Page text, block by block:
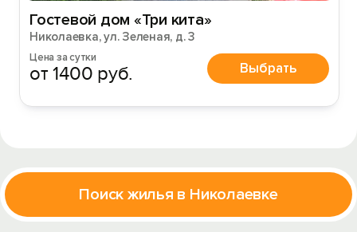
Гостевой дом «Три кита»
Николаевка, ул. Зеленая, д. 3
Цена за сутки
от 1400 руб. Выбрать
Поиск жилья в Николаевке